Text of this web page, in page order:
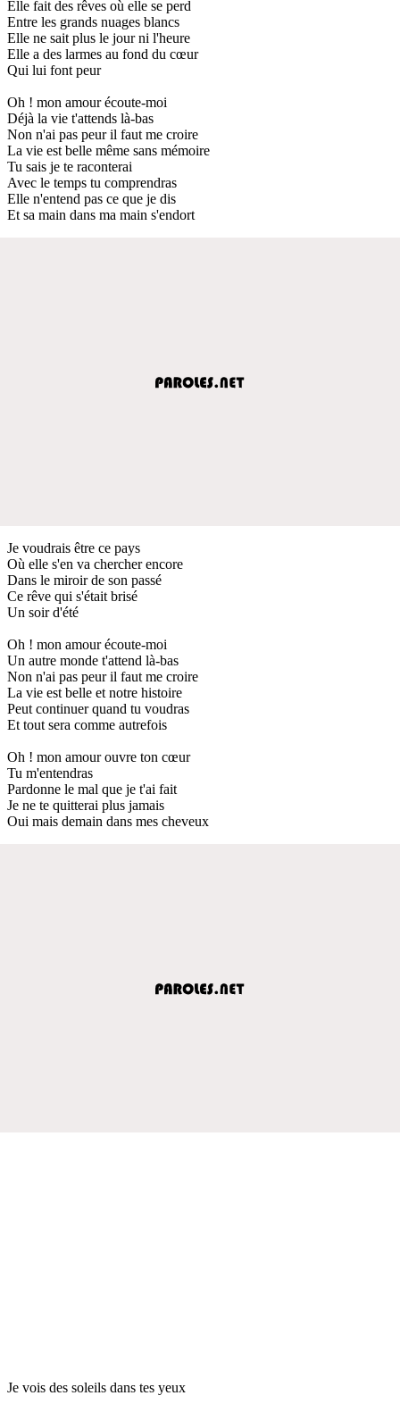
Elle fait des rêves où elle se perd
Entre les grands nuages blancs
Elle ne sait plus le jour ni l'heure
Elle a des larmes au fond du cœur
Qui lui font peur
Oh ! mon amour écoute-moi
Déjà la vie t'attends là-bas
Non n'ai pas peur il faut me croire
La vie est belle même sans mémoire
Tu sais je te raconterai
Avec le temps tu comprendras
Elle n'entend pas ce que je dis
Et sa main dans ma main s'endort
Je voudrais être ce pays
Où elle s'en va chercher encore
Dans le miroir de son passé
Ce rêve qui s'était brisé
Un soir d'été
Oh ! mon amour écoute-moi
Un autre monde t'attend là-bas
Non n'ai pas peur il faut me croire
La vie est belle et notre histoire
Peut continuer quand tu voudras
Et tout sera comme autrefois
Oh ! mon amour ouvre ton cœur
Tu m'entendras
Pardonne le mal que je t'ai fait
Je ne te quitterai plus jamais
Oui mais demain dans mes cheveux
Je vois des soleils dans tes yeux